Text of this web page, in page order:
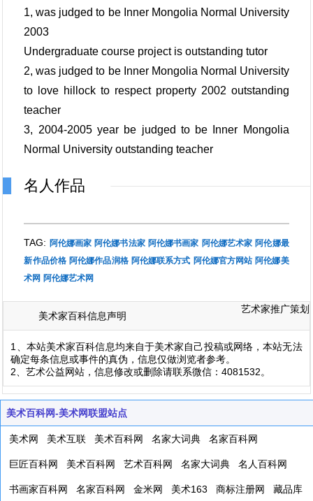
1, was judged to be Inner Mongolia Normal University
2003
Undergraduate course project is outstanding tutor
2, was judged to be Inner Mongolia Normal University
to love hillock to respect property 2002 outstanding
teacher
3, 2004-2005 year be judged to be Inner Mongolia
Normal University outstanding teacher
名人作品
TAG: 阿伦娜画家 阿伦娜书法家 阿伦娜书画家 阿伦娜艺术家 阿伦娜最
新作品价格 阿伦娜作品润格 阿伦娜联系方式 阿伦娜官方网站 阿伦娜美
术网 阿伦娜艺术网
美术家百科信息声明
艺术家推广策划
1、本站美术家百科信息均来自于美术家自己投稿或网络，本站无法
确定每条信息或事件的真伪，信息仅做浏览者参考。
2、艺术公益网站，信息修改或删除请联系微信：4081532。
美术百科网-美术网联盟站点
美术网 美术互联 美术百科网 名家大词典 名家百科网
巨匠百科网 美术百科网 艺术百科网 名家大词典 名人百科网
书画家百科网 名家百科网 金米网 美术163 商标注册网 藏品库